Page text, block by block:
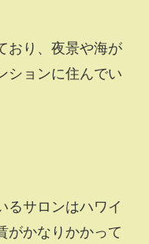
おり、夜景や海が
ションに住んでい
るサロンはハワイ
がかなりかかって